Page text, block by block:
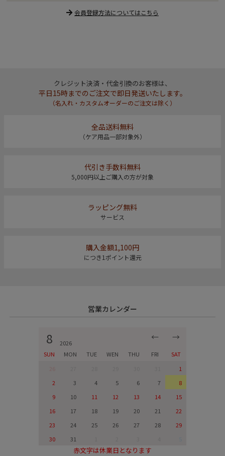
会員登録方法についてはこちら
クレジット決済・代金引換のお客様は、
平日15時までのご注文で即日発送いたします。
（名入れ・カスタムオーダーのご注文は除く）
全品送料無料
（ケア用品一部対象外）
代引き手数料無料
5,000円以上ご購入の方が対象
ラッピング無料
サービス
購入金額1,100円
につき1ポイント還元
営業カレンダー
8 2026
← →
SUN MON TUE WEN THU FRI
SAT
1
2
3 4 5 6 7
8
9
10 11 12 13 14
15
16
17 18 19 20 21
22
23
24 25 26 27 28
29
30
31
赤文字は休業日となります